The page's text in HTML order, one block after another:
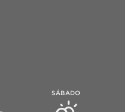
SÁBADO